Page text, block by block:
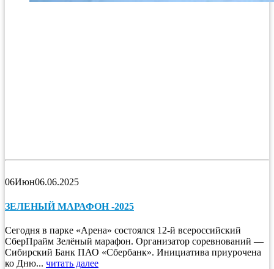
06Июн06.06.2025
ЗЕЛЕНЫЙ МАРАФОН -2025
Сегодня в парке «Арена» состоялся 12-й всероссийский
СберПрайм Зелёный марафон. Организатор соревнований —
Сибирский Банк ПАО «Сбербанк». Инициатива приурочена
ко Дню... читать далее